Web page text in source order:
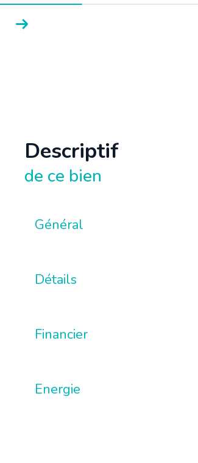
descriptif
de ce bien
Général
Détails
Financier
Energie